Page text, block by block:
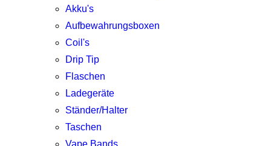
Akku's
Aufbewahrungsboxen
Coil's
Drip Tip
Flaschen
Ladegeräte
Ständer/Halter
Taschen